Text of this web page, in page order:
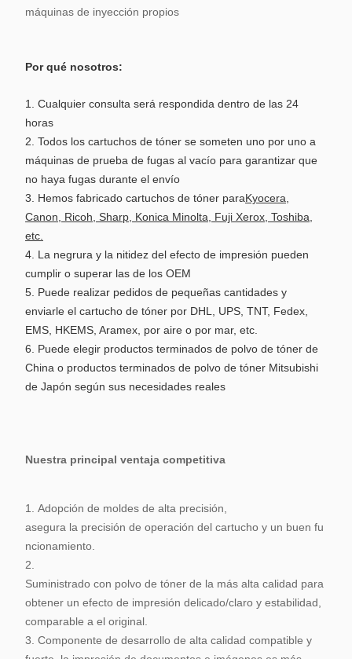
máquinas de inyección propios
Por qué nosotros:
1. Cualquier consulta será respondida dentro de las 24
horas
2. Todos los cartuchos de tóner se someten uno por uno a
máquinas de prueba de fugas al vacío para garantizar que
no haya fugas durante el envío
3. Hemos fabricado cartuchos de tóner paraKyocera,
Canon, Ricoh, Sharp, Konica Minolta, Fuji Xerox, Toshiba,
etc.
4. La negrura y la nitidez del efecto de impresión pueden
cumplir o superar las de los OEM
5. Puede realizar pedidos de pequeñas cantidades y
enviarle el cartucho de tóner por DHL, UPS, TNT, Fedex,
EMS, HKEMS, Aramex, por aire o por mar, etc.
6. Puede elegir productos terminados de polvo de tóner de
China o productos terminados de polvo de tóner Mitsubishi
de Japón según sus necesidades reales
Nuestra principal ventaja competitiva
1. Adopción de moldes de alta precisión,
asegura la precisión de operación del cartucho y un buen fu
ncionamiento.
2.
Suministrado con polvo de tóner de la más alta calidad para
obtener un efecto de impresión delicado/claro y estabilidad,
comparable a el original.
3. Componente de desarrollo de alta calidad compatible y